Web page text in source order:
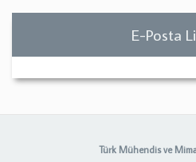
E-Posta
Türk Mühendis ve